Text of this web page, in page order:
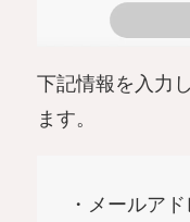
下記情報を入力
ます。
・メールアド